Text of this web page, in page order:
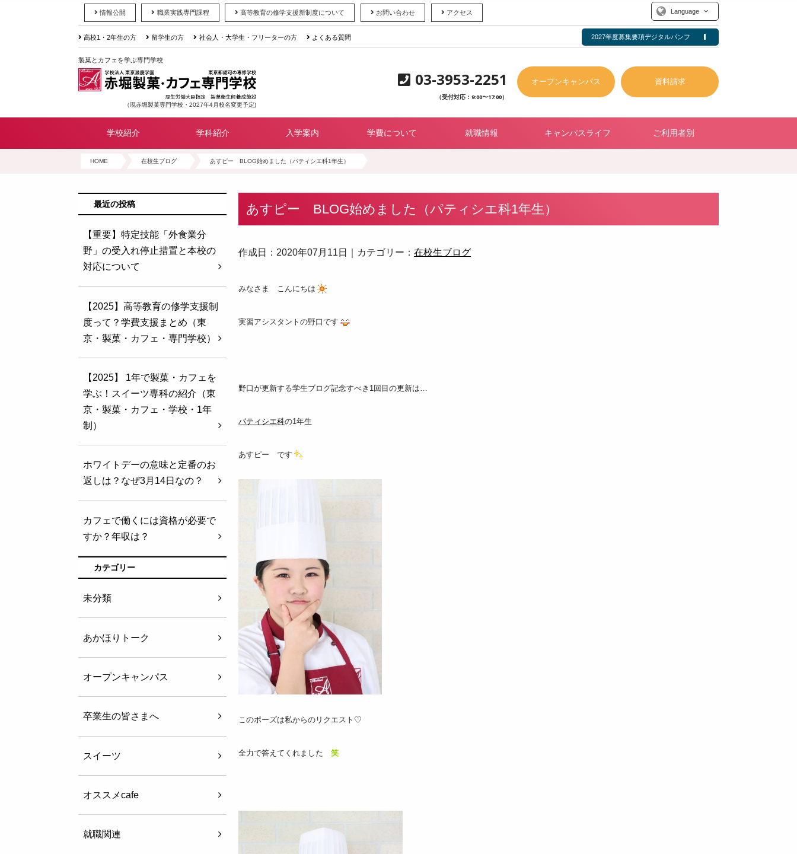
情報公開 職業実践専門課程 高等教育の修学支援新制度について お問い合わせ アクセス Language
高校1・2年生の方 留学生の方 社会人・大学生・フリーターの方 よくある質問 2027年度募集要項デジタルパンフ
製菓とカフェを学ぶ専門学校
（現赤堀製菓専門学校・2027年4月校名変更予定)
03-3953-2251
（受付対応：9:00〜17:00）
オープンキャンパス 資料請求
学校紹介 学科紹介 入学案内 学費について 就職情報 キャンパスライフ ご利用者別
HOME 在校生ブログ あすピー BLOG始めました（パティシエ科1年生）
あすピー BLOG始めました（パティシエ科1年生）
作成日：2020年07月11日｜カテゴリー：在校生ブログ
みなさま こんにちは
実習アシスタントの野口です
野口が更新する学生ブログ記念すべき1回目の更新は…
パティシエ科の1年生
あすピー です
このポーズは私からのリクエスト♡
全力で答えてくれました笑
最近の投稿
【重要】特定技能「外食業分
野」の受入れ停止措置と本校の
対応について
【2025】高等教育の修学支援制
度って？学費支援まとめ（東
京・製菓・カフェ・専門学校）
【2025】 1年で製菓・カフェを
学ぶ！スイーツ専科の紹介（東
京・製菓・カフェ・学校・1年
制）
ホワイトデーの意味と定番のお
返しは？なぜ3月14日なの？
カフェで働くには資格が必要で
すか？年収は？
カテゴリー
未分類
あかほりトーク
オープンキャンパス
卒業生の皆さまへ
スイーツ
オススメcafe
就職関連